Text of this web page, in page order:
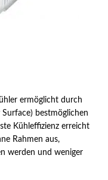
ermöglicht durch
bestmöglichen
Kühleffizienz erreicht
Rahmen aus,
werden und weniger